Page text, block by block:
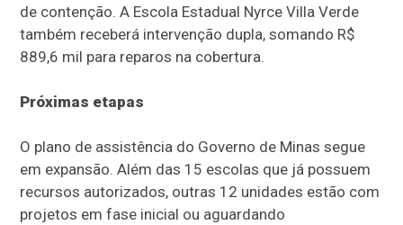
de contenção. A Escola Estadual Nyrce Villa Verde
também receberá intervenção dupla, somando R$
889,6 mil para reparos na cobertura.
Próximas etapas
O plano de assistência do Governo de Minas segue
em expansão. Além das 15 escolas que já possuem
recursos autorizados, outras 12 unidades estão com
projetos em fase inicial ou aguardando